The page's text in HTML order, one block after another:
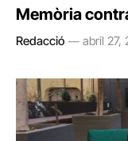
Memòria
Redacció abril 27,